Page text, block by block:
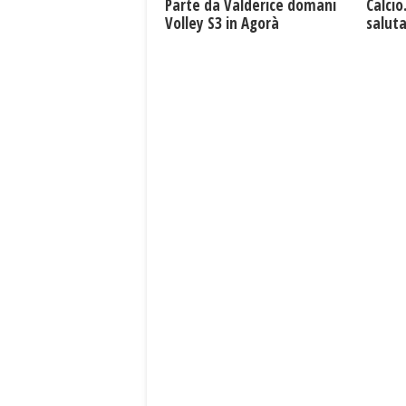
Parte da Valderice domani
Volley S3 in Agorà